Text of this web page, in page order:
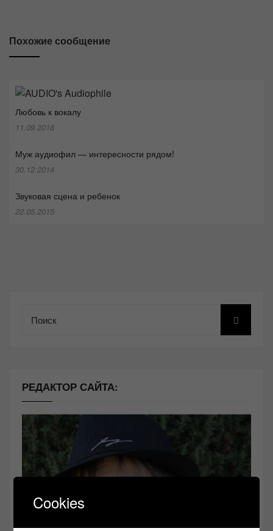
Похожие сообщение
Любовь к вокалу
11.09.2018
Муж аудиофил — интересности рядом!
30.12.2014
Звуковая сцена и ребенок
22.05.2015
РЕДАКТОР САЙТА:
Cookies